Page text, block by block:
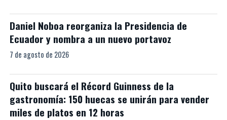
Daniel Noboa reorganiza la Presidencia de
Ecuador y nombra a un nuevo portavoz
7 de agosto de 2026
Quito buscará el Récord Guinness de la
gastronomía: 150 huecas se unirán para vender
miles de platos en 12 horas